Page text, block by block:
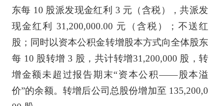
东每 10 股派发现金红利 3 元（含税），共派发
现金红利 31,200,000.00 元（含税）；不送红
股；同时以资本公积金转增股本方式向全体股东
每 10 股转增 3 股，共计转增31,200,000 股，转
增金额未超过报告期末“资本公积——股本溢
价”的余额。转增后公司总股份增加至 135,200,0